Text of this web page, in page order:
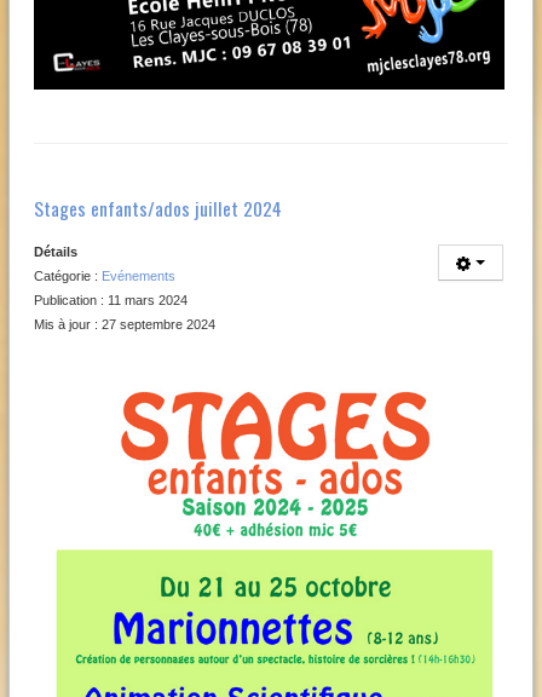
Stages enfants/ados juillet 2024
Détails
Catégorie : Evénements
Publication : 11 mars 2024
Mis à jour : 27 septembre 2024